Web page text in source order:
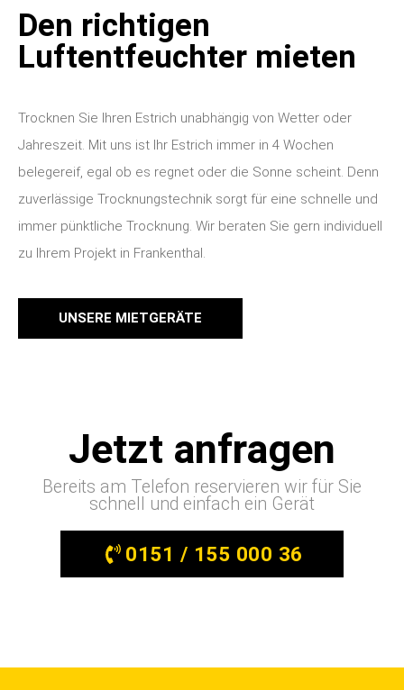
Den richtigen
Luftentfeuchter mieten
Trocknen Sie Ihren Estrich unabhängig von Wetter oder
Jahreszeit. Mit uns ist Ihr Estrich immer in 4 Wochen
belegereif, egal ob es regnet oder die Sonne scheint. Denn
zuverlässige Trocknungstechnik sorgt für eine schnelle und
immer pünktliche Trocknung. Wir beraten Sie gern individuell
zu Ihrem Projekt in Frankenthal.
UNSERE MIETGERÄTE
Jetzt anfragen
Bereits am Telefon reservieren wir für Sie
schnell und einfach ein Gerät
0151 / 155 000 36